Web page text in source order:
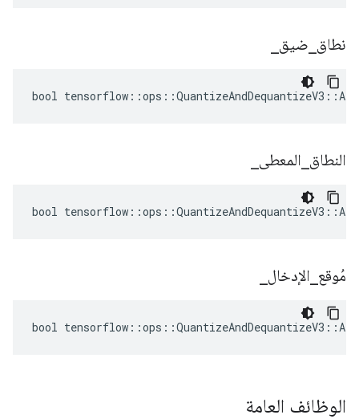
نطاق ضيق
bool
النطاق المعطى
bool
مُوقع الإدخال
bool
الوظائف العامة